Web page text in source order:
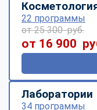
22 программы
от 25 300 руб.
от 16 900
Лаборатории
34 программы